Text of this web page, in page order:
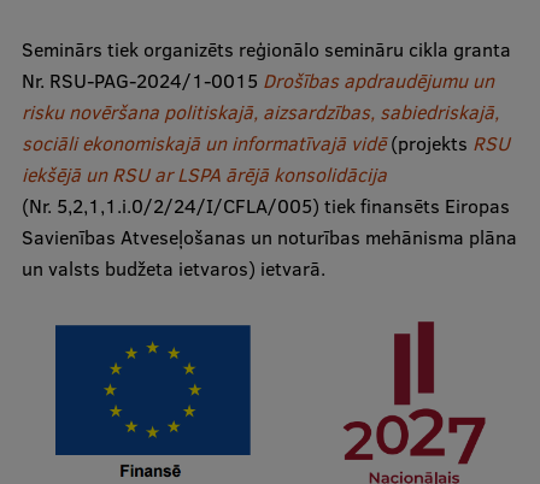
Sagatavošanas kursi
Profesionālās pilnveides kursi
ESF kvalifikācijas celšanas kursi
Pedagoģiskās izaugsmes centrs
Kvalifikācijas atbilstības pārbaude
Pētniecība
Zinātniskie institūti un laboratorijas
Seminārs tiek organizēts reģionālo semināru cikla granta
Nr. RSU-PAG-2024/1-0015 Drošības apdraudējumu un
risku novēršana politiskajā, aizsardzības, sabiedriskajā,
sociāli ekonomiskajā un informatīvajā vidē(projekts RSU
iekšējā un RSU ar LSPA ārējā konsolidācija
(Nr. 5,2,1,1.i.0/2/24/I/CFLA/005) tiek finansēts Eiropas
Savienības Atveseļošanas un noturības mehānisma plāna
un valsts budžeta ietvaros) ietvarā.